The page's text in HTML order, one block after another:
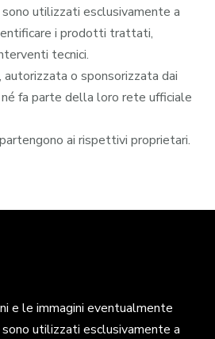
utilizzati esclusivamente a
i prodotti trattati,
tecnici.
autorizzata o sponsorizzata dai
fa parte della loro rete ufficiale
ai rispettivi proprietari.
e le immagini eventualmente
utilizzati esclusivamente a